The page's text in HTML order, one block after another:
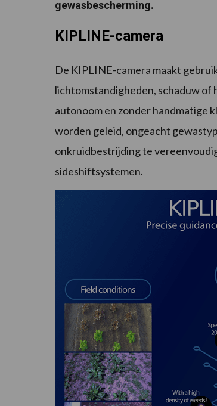
gewasbescherming.
KIPLINE-camera
De KIPLINE-camera maakt
lichtomstandigheden, schaduw
autonoom en zonder handmatige
worden geleid, ongeacht
onkruidbestrijding te
sideshiftsystemen.